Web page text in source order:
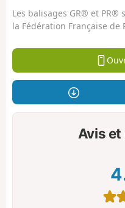
Les balisages GR® et
la Fédération Française de
Avis